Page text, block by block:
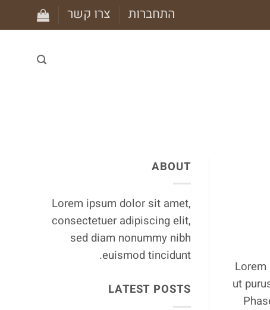
התחברות צרו קשר
ut
ABOUT
Lorem ipsum dolor sit amet,
consectetuer adipiscing elit,
sed diam nonummy nibh
euismod tincidunt.
LATEST POSTS